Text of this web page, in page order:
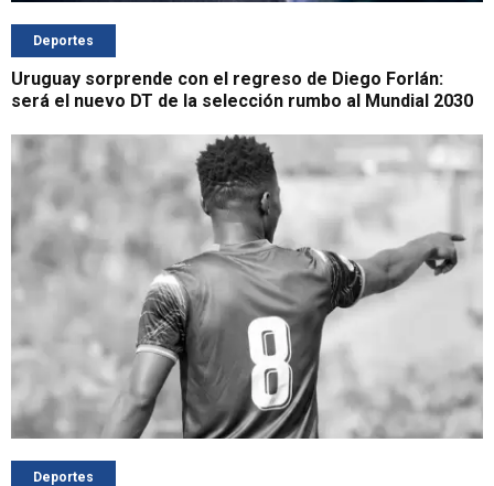
Deportes
Uruguay sorprende con el regreso de Diego Forlán:
será el nuevo DT de la selección rumbo al Mundial 2030
Deportes